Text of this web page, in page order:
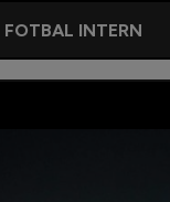
FOTBAL INTERN